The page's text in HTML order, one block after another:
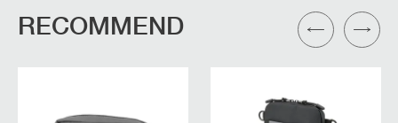
RECOMMEND